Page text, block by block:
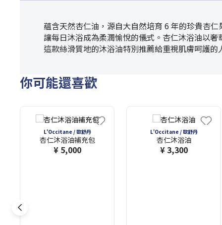
蘊含天然杏仁油，源自大自然培育 6 年的珍貴杏
讓每日沐浴成為柔潤愉悅的儀式。杏仁沐浴油以
這款絲滑質地的沐浴油特別推薦給重視肌膚呵護
你可能還喜歡
L'Occitane / 歐舒丹
杏仁沐浴油補充包
¥ 5,000
L'Occitane / 歐舒丹
杏仁沐浴油
¥ 3,300